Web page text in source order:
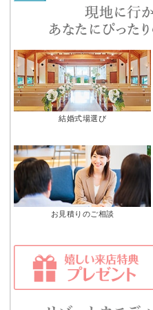
結婚式場選び
お見積りのご相談